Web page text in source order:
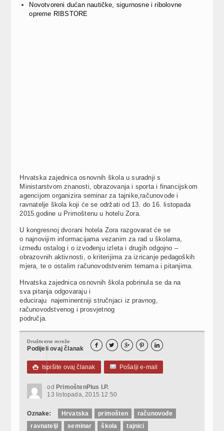
Novotvoreni dućan nautičke, sigurnosne i ribolovne
opreme RIBSTORE
Hrvatska zajednica osnovnih škola u suradnji s
Ministarstvom znanosti, obrazovanja i sporta i financijskom
agencijom organizira seminar za tajnike,računovođe i
ravnatelje škola koji će se održati od 13. do 16. listopada
2015.godine u Primoštenu u hotelu Zora.
U kongresnoj dvorani hotela Zora razgovarat će se
o najnovijim informacijama vezanim za rad u školama,
između ostalog i o izvođenju izleta i drugih odgojno –
obrazovnih aktivnosti, o kriterijima za izricanje pedagoških
mjera, te o ostalim računovodstvenim temama i pitanjima.
Hrvatska zajednica osnovnih škola pobrinula se da na
sva pitanja odgovaraju i
educiraju najeminentniji stručnjaci iz pravnog,
računovodstvenog i prosvjetnog
područja.
Društvene mreže
Podijeli ovaj članak     
 Ispišite ovaj članak Pošalji e-mail
od PrimoštenPlus I.P.
13 listopada, 2015 12:50
Oznake: Hrvatska primošten
računovođe
ravnatelji
seminar škola tajnici